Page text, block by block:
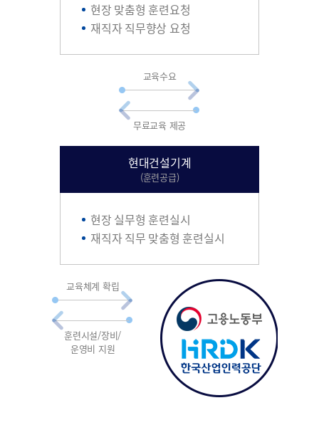
현장 맞춤형 훈련요청
재직자 직무향상 요청
교육수요
무료교육 제공
현대건설기계
(훈련공급)
현장 실무형 훈련실시
재직자 직무 맞춤형 훈련실시
교육체계 확립
훈련시설/장비/
운영비 지원